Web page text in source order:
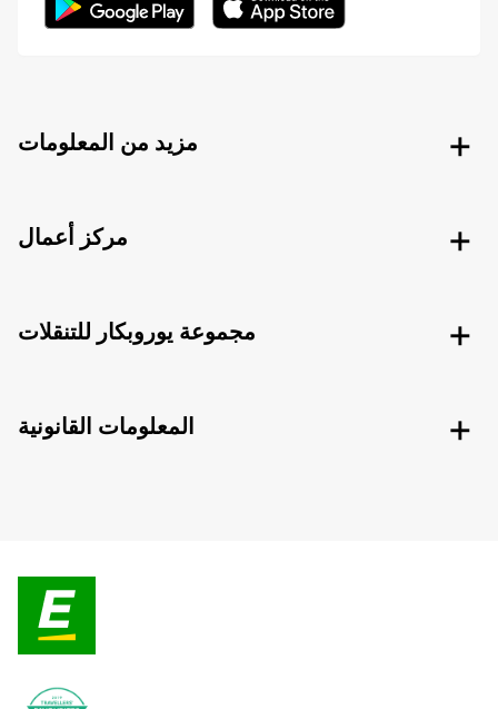
مزيد من المعلومات
مركز أعمال
مجموعة يوروبكار للتنقلات
المعلومات القانونية